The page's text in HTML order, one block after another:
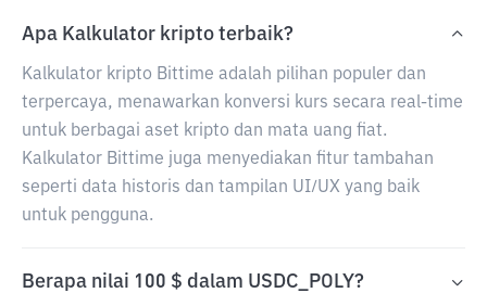
Apa Kalkulator kripto terbaik?
Kalkulator kripto Bittime adalah pilihan populer dan
terpercaya, menawarkan konversi kurs secara real-time
untuk berbagai aset kripto dan mata uang fiat.
Kalkulator Bittime juga menyediakan fitur tambahan
seperti data historis dan tampilan UI/UX yang baik
untuk pengguna.
Berapa nilai 100 $ dalam USDC_POLY?